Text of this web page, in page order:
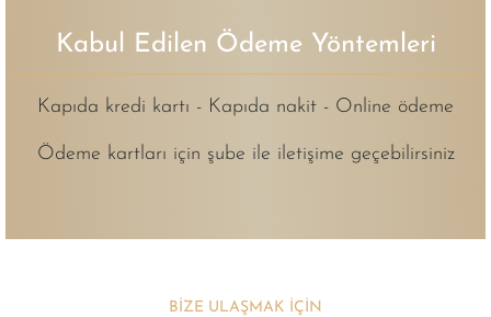
Kabul Edilen Ödeme Yöntemleri
Kapıda kredi kartı - Kapıda nakit - Online ödeme
Ödeme kartları için şube ile iletişime geçebilirsiniz
BİZE ULAŞMAK İÇİN